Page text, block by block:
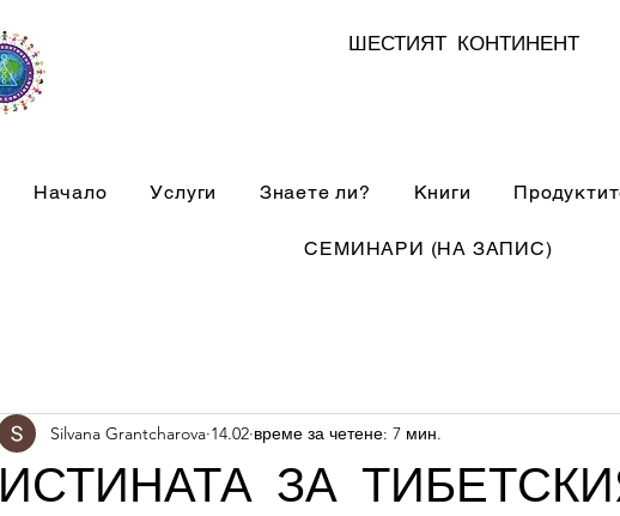
ШЕСТИЯТ КОНТИНЕНТ
Начало Услуги Знаете ли? Книги
СЕМИНАРИ (НА ЗАПИС)
ИСТИНАТА ЗА
Silvana Grantcharova 14.02 време за четене: 7 мин.